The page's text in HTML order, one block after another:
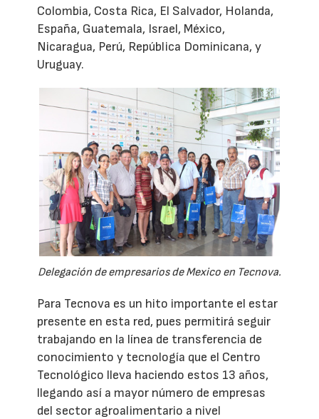
Colombia, Costa Rica, El Salvador, Holanda,
España, Guatemala, Israel, México,
Nicaragua, Perú, República Dominicana, y
Uruguay.
Delegación de empresarios de Mexico en Tecnova.
Para Tecnova es un hito importante el estar
presente en esta red, pues permitirá seguir
trabajando en la línea de transferencia de
conocimiento y tecnología que el Centro
Tecnológico lleva haciendo estos 13 años,
llegando así a mayor número de empresas
del sector agroalimentario a nivel